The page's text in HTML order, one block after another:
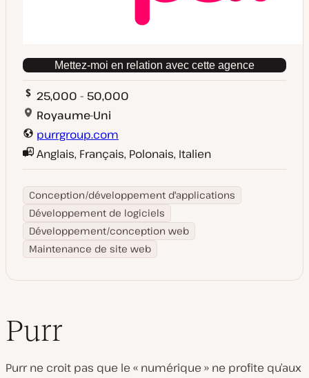
Mettez-moi en relation avec cette agence
25,000 - 50,000
Royaume-Uni
purrgroup.com
Anglais, Français, Polonais, Italien
Conception/développement d'applications
Développement de logiciels
Développement/conception web
Maintenance de site web
Purr
Purr ne croit pas que le « numérique » ne profite qu’aux